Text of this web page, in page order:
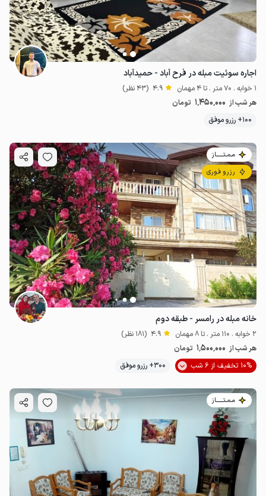
اجاره سوئیت مبله در فرح آباد - حمیدآباد
1 خوابه . 70 متر . تا 4 مهمان 4.9 (43 نظر)
هر شب از 1٬450٬000 تومان
100+ رزرو موفق
مـمـتــــــاز
رزرو فوری
خانه مبله در رامسر - طبقه دوم
2 خوابه . 110 متر . تا 8 مهمان 4.9 (181 نظر)
هر شب از 1٬500٬000 تومان
10% تخفیف از 6 شب
300+ رزرو موفق
مـمـتــــــاز